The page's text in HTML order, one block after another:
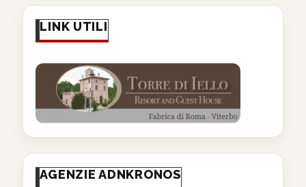
LINK UTILI
AGENZIE ADNKRONOS